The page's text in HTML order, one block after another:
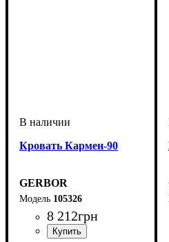
Кровать Кармен-90
GERBOR
105326
8 212грн